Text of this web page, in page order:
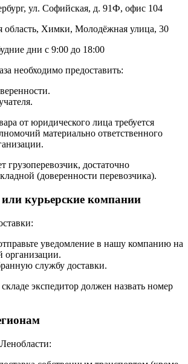
ул. Софийская, д. 91Ф, офис 104
область, Химки, Молодёжная улица, 30
дни с 9:00 до 18:00
необходимо предоставить:
от юридического лица требуется
материально ответственного
грузоперевозчик, достаточно
(доверенности перевозчика).
курьерские компании
уведомление в нашу компанию на
организации.
службу доставки.
экспедитор должен назвать номер